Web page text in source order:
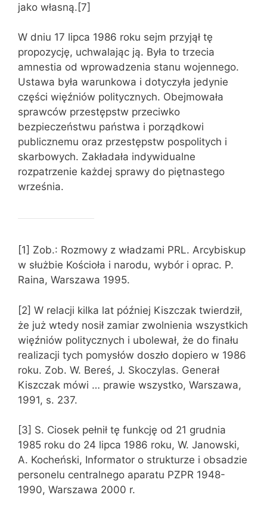
jako własną.[7]
W dniu 17 lipca 1986 roku sejm przyjął tę
propozycję, uchwalając ją. Była to trzecia
amnestia od wprowadzenia stanu wojennego.
Ustawa była warunkowa i dotyczyła jedynie
części więźniów politycznych. Obejmowała
sprawców przestępstw przeciwko
bezpieczeństwu państwa i porządkowi
publicznemu oraz przestępstw pospolitych i
skarbowych. Zakładała indywidualne
rozpatrzenie każdej sprawy do piętnastego
września.
[1] Zob.: Rozmowy z władzami PRL. Arcybiskup
w służbie Kościoła i narodu, wybór i oprac. P.
Raina, Warszawa 1995.
[2] W relacji kilka lat później Kiszczak twierdził,
że już wtedy nosił zamiar zwolnienia wszystkich
więźniów politycznych i ubolewał, że do finału
realizacji tych pomysłów doszło dopiero w 1986
roku. Zob. W. Bereś, J. Skoczylas. Generał
Kiszczak mówi … prawie wszystko, Warszawa,
1991, s. 237.
[3] S. Ciosek pełnił tę funkcję od 21 grudnia
1985 roku do 24 lipca 1986 roku, W. Janowski,
A. Kocheński, Informator o strukturze i obsadzie
personelu centralnego aparatu PZPR 1948-
1990, Warszawa 2000 r.